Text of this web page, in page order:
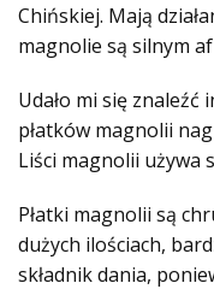
Chińskiej. Mają
magnolie są silnym
Udało mi się
płatków magnolii
Liści magnolii używa
Płatki magnolii są
dużych ilościach,
składnik dania,